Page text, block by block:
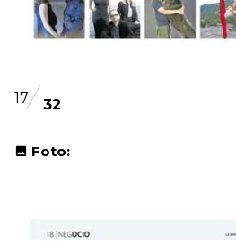
17 32
Foto: